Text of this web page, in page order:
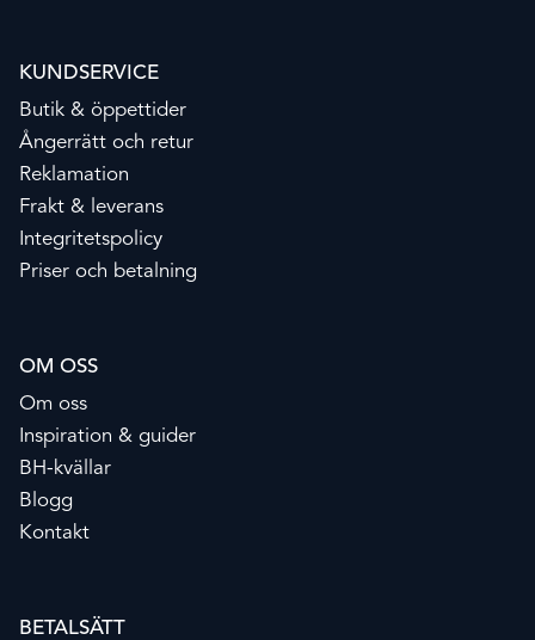
KUNDSERVICE
Butik & öppettider
Ångerrätt och retur
Reklamation
Frakt & leverans
Integritetspolicy
Priser och betalning
OM OSS
Om oss
Inspiration & guider
BH-kvällar
Blogg
Kontakt
BETALSÄTT